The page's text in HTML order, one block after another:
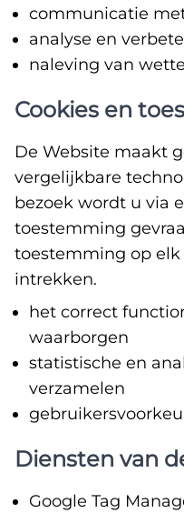
communicatie
analyse en
naleving van
Cookies en
De Website maakt
vergelijkbare
bezoek wordt u via
toestemming
toestemming op
intrekken.
het correct
waarborgen
statistische en
verzamelen
Diensten van
Google Tag